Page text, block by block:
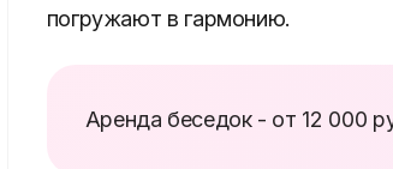
погружают в гармонию.
Аренда беседок - от 12 000